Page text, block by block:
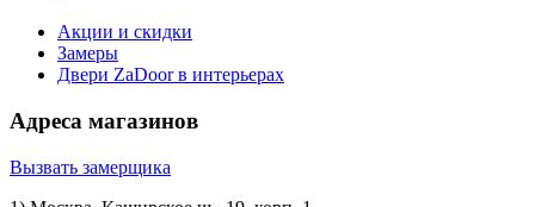
Акции и скидки
Замеры
Двери ZaDoor в интерьерах
Адреса магазинов
Вызвать замерщика